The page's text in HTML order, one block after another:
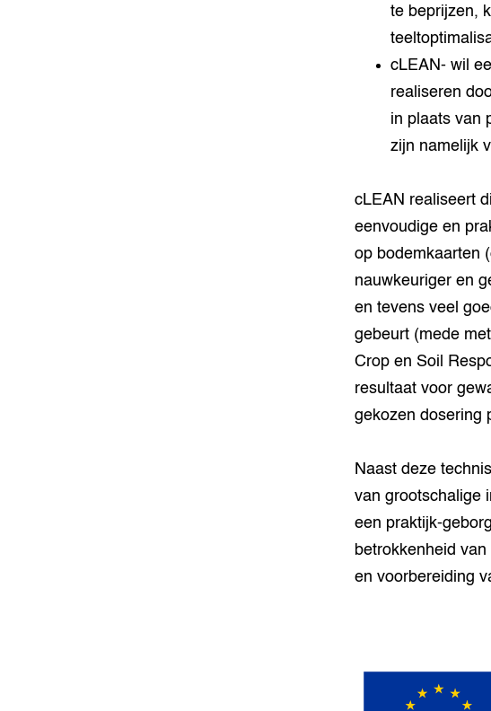
te beprijzen,
cLEAN- wil
realiseren
in plaats van
zijn namelijk
cLEAN realiseert
eenvoudige en
op bodemkaarten
nauwkeuriger en
en tevens veel
gebeurt (mede
Crop en Soil
resultaat voor
gekozen dosering
Naast deze
van grootschalige
een praktijk-
betrokkenheid
en voorbereiding